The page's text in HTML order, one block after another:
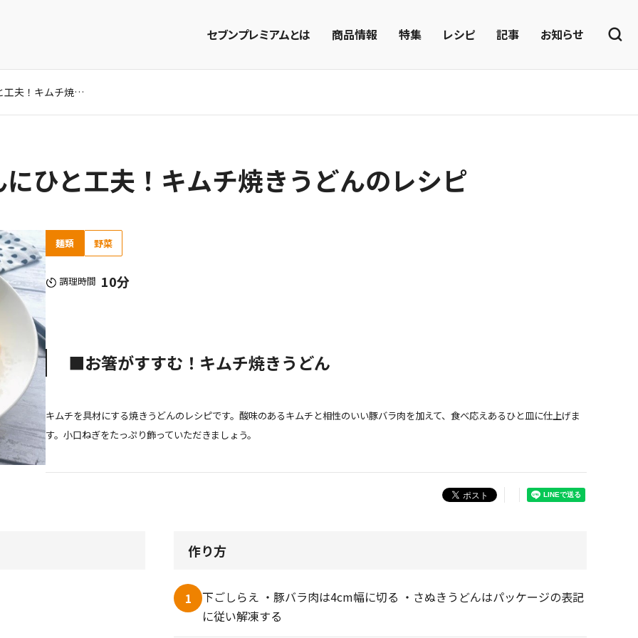
セブンプレミアムとは 商品情報 特集 レシピ 記事 お知らせ
いつもの焼きうどんにひと工夫！キムチ焼きうどんのレシピ
ひと工夫！キムチ焼きうどんのレシピ
麺類 野菜
調理時間 10分
■お箸がすすむ！キムチ焼きうどん
キムチを具材にする焼きうどんのレシピです。酸味のあるキムチと相性のいい豚バラ肉を加えて、食べ応えあるひと皿に仕上げま
す。小口ねぎをたっぷり飾っていただきましょう。
作り方
1
下ごしらえ ・豚バラ肉は4cm幅に切る ・さぬきうどんはパッケージの表記
に従い解凍する